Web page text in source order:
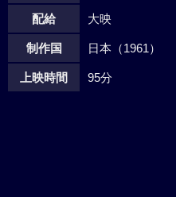
配給 大映
制作国 日本（1961）
上映時間 95分